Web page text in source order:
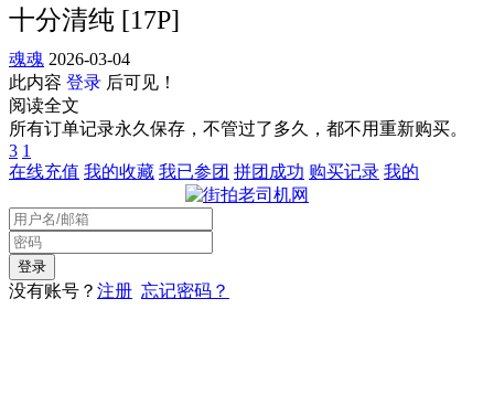
十分清纯 [17P]
魂魂 2026-03-04
此内容 登录 后可见！
阅读全文
所有订单记录永久保存，不管过了多久，都不用重新购买。
3 1
在线充值 我的收藏 我已参团 拼团成功 购买记录 我的
没有账号？ 注册 忘记密码？